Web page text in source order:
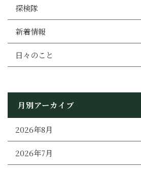
探検隊
新着情報
日々のこと
月別アーカイブ
2026年8月
2026年7月